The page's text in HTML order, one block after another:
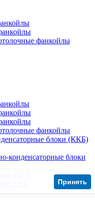
фанкойлы
фанкойлы
блоки (ККБ)
конденсаторные блоки
ККБ
Принять